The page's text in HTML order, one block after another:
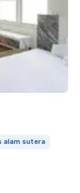
alam sutera